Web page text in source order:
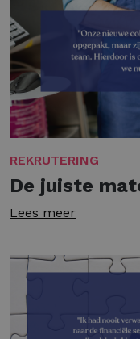
REKRUTERING
De juiste
Lees meer